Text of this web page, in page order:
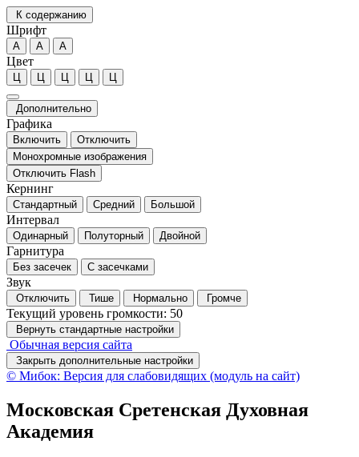
К содержанию
Шрифт
А А А
Цвет
Ц Ц Ц Ц Ц
Дополнительно
Графика
Включить
Отключить
Монохромные изображения
Отключить Flash
Кернинг
Стандартный Средний Большой
Интервал
Одинарный Полуторный Двойной
Гарнитура
Без засечек С засечками
Звук
Отключить Тише Нормально Громче
Текущий уровень громкости: 50
Вернуть стандартные настройки
Обычная версия сайта
Закрыть дополнительные настройки
© Мибок: Версия для слабовидящих (модуль на сайт)
Московская Сретенская Духовная
Академия